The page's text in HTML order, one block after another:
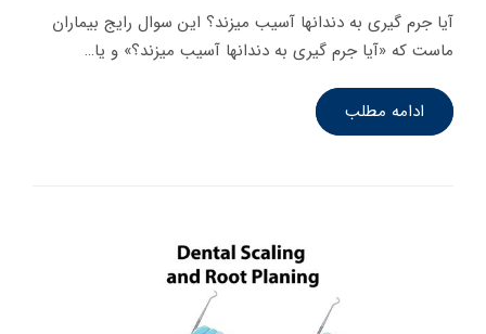
آیا جرم گیری به دندانها آسیب میزند؟ این سوال رایج بیماران
ماست که «آیا جرم گیری به دندانها آسیب میزند؟» و یا…
ادامه مطلب